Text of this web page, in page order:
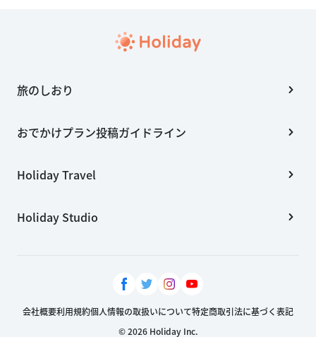
旅のしおり
おでかけプラン投稿ガイドライン
Holiday Travel
Holiday Studio
会社概要利用規約個人情報の取扱いについて特定商取引法に基づく表記
© 2026 Holiday Inc.